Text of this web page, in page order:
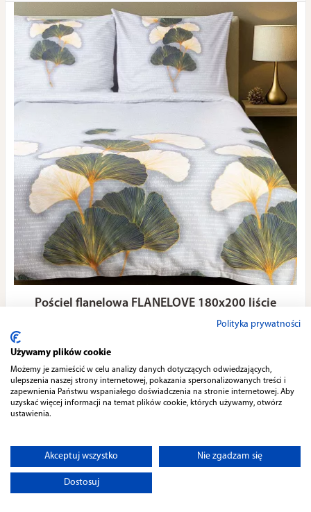
Pościel flanelowa FLANELOVE 180x200 liście
miłorzębu na jasnoszarym tle
Do koszyka
1 2 » »|
Polityka prywatności
Używamy plików cookie
Możemy je zamieścić w celu analizy danych dotyczących odwiedzających,
ulepszenia naszej strony internetowej, pokazania spersonalizowanych treści i
zapewnienia Państwu wspaniałego doświadczenia na stronie internetowej. Aby
uzyskać więcej informacji na temat plików cookie, których używamy, otwórz
ustawienia.
Akceptuj wszystko Nie zgadzam się
Dostosuj